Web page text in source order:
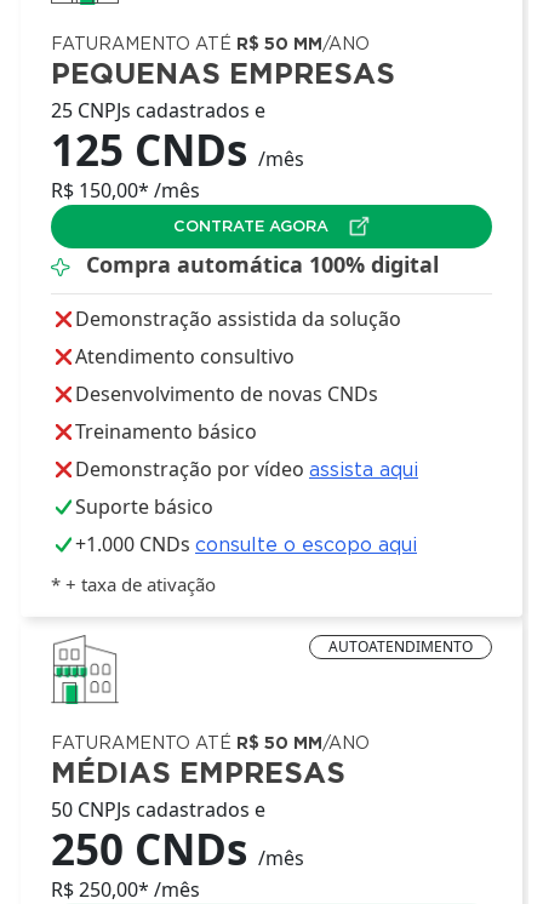
FATURAMENTO ATÉ R$ 50 MM/ANO
PEQUENAS EMPRESAS
25 CNPJs cadastrados e
125 CNDs /mês
R$ 150,00* /mês
CONTRATE AGORA
Compra automática 100% digital
Demonstração assistida da solução
Atendimento consultivo
Desenvolvimento de novas CNDs
Treinamento básico
Demonstração por vídeo assista aqui
Suporte básico
+1.000 CNDs consulte o escopo aqui
* + taxa de ativação
AUTOATENDIMENTO
FATURAMENTO ATÉ R$ 50 MM/ANO
MÉDIAS EMPRESAS
50 CNPJs cadastrados e
250 CNDs /mês
R$ 250,00* /mês